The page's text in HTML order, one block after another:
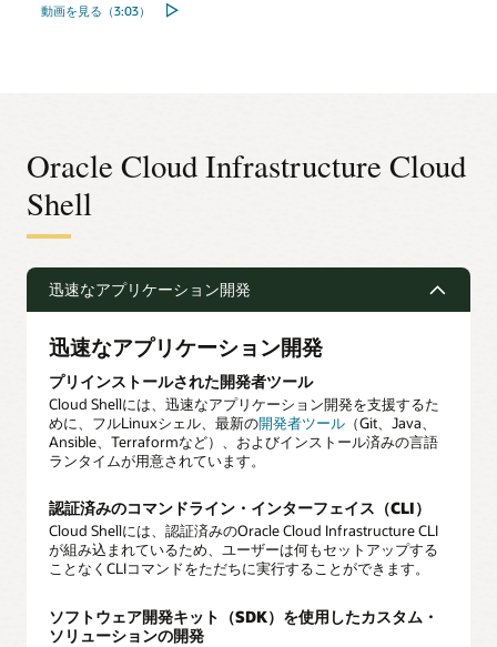
動画を見る（3:03）
Oracle Cloud Infrastructure Cloud
Shell
迅速なアプリケーション開発
迅速なアプリケーション開発
プリインストールされた開発者ツール
Cloud Shellには、迅速なアプリケーション開発を支援するた
めに、フルLinuxシェル、最新の開発者ツール （Git、Java、
Ansible、Terraformなど）、およびインストール済みの言語
ランタイムが用意されています。
認証済みのコマンドライン・インターフェイス（CLI）
Cloud Shellには、認証済みのOracle Cloud Infrastructure CLI
が組み込まれているため、ユーザーは何もセットアップする
ことなくCLIコマンドをただちに実行することができます。
ソフトウェア開発キット（SDK）を使用したカスタム・
ソリューションの開発